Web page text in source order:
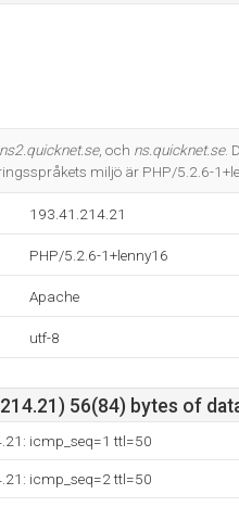
ns2.quicknet.se, och ns.quicknet.se.
miljö är PHP/5.2.6-
193.41.214.21
PHP/5.2.6-1+lenny16
Apache
utf-8
56(84) bytes of
icmp_seq=1 ttl=50
icmp_seq=2 ttl=50